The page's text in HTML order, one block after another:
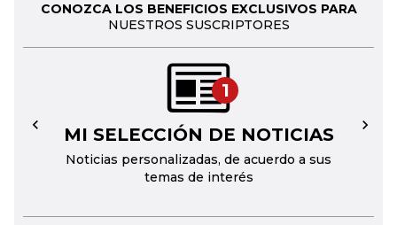
CONOZCA LOS BENEFICIOS EXCLUSIVOS PARA
NUESTROS SUSCRIPTORES
1
MI SELECCIÓN DE NOTICIAS
Noticias personalizadas, de acuerdo a sus
temas de interés
← →